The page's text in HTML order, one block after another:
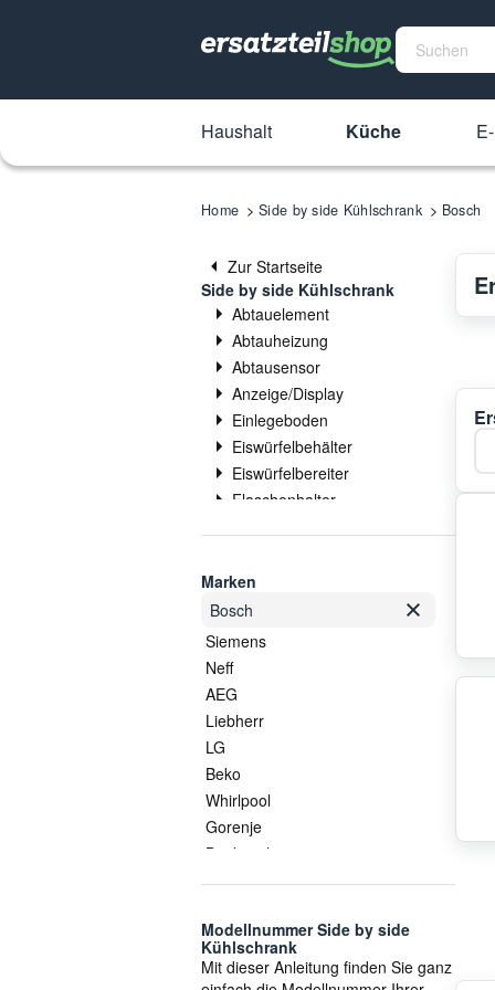
Haushalt Küche
Home Side by side Kühlschrank Bosch
Zur Startseite
Side by side Kühlschrank
Abtauelement
Abtauheizung
Abtausensor
Anzeige/Display
Einlegeboden
Eiswürfelbehälter
Eiswürfelbereiter
Flaschenhalter
Lüftermotor
Lüfterrad
Platine
Schublade
sonstige side by side Teile
Tür - Absteller
Türdichtung
Türfach
Wasserfilter
Wasserschlauch
Wassertank
Marken
Bosch
Siemens
Neff
AEG
Liebherr
LG
Beko
Whirlpool
Gorenje
Bauknecht
Ranco
Smeg
Dometic
Hisense
Modellnummer Side by side
Kühlschrank
Mit dieser Anleitung finden Sie ganz